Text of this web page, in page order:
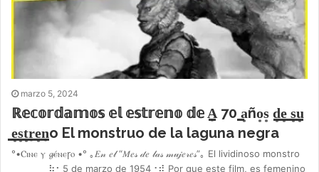
marzo 5, 2024
ℝ𝕖𝕔𝕠𝕣𝕕𝕒𝕞𝕠𝕤 𝕖𝕝 𝕖𝕤𝕥𝕣𝕖𝕟𝕠 𝕕𝕖 A͙̳ 70 ̳a͙ño͙s͙ d͙̳e͙̳ ̳s͙̳u͙̳
̳e͙̳s͙̳t͙̳r͙̳e͙̳n͙̳o El monstruo de la laguna negra
°•Ⲥⲓⲛⲉ ⲩ 𝓰ⲉ́ⲛⲉꞅⲟ •° ｡𝐸𝓃 𝑒𝓁 “𝑀𝑒𝓈 𝒹𝑒 𝓁𝒶𝓈 𝓂𝓊𝒿𝑒𝓇𝑒𝓈”｡ El lividinoso monstro
⡷⠂5 de marzo de 1954⠐⢾ ͙Por que este film, es femenino